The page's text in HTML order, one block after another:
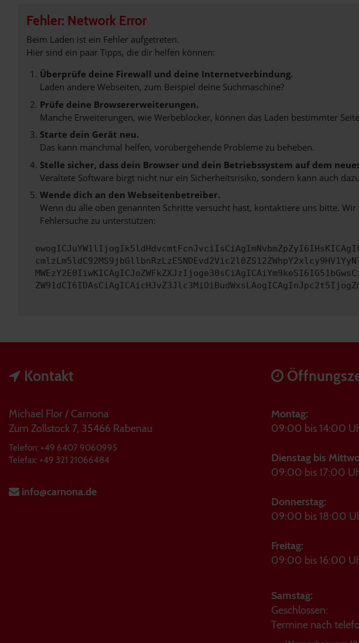
Fehler: Network Error
Beim Laden ist ein Fehler aufgetreten.
Hier sind ein paar Tipps, die dir helfen können:
Überprüfe deine Firewall und deine Internetverbindung.
Laden andere Webseiten, zum Beispiel deine Suchmaschine?
Prüfe deine Browsererweiterungen.
Manche Erweiterungen, wie Werbeblocker, können das Laden bestimmter
Starte dein Gerät neu.
Das kann manchmal helfen, vorübergehende Probleme zu beheben.
Stelle sicher, dass dein Browser und dein Betriebssystem auf dem
Veraltete Software birgt nicht nur ein Sicherheitsrisiko, sondern kann auch
Wende dich an den Webseitenbetreiber.
Wenn du alle oben genannten Schritte versucht hast, kontaktiere uns bitte.
Fehlersuche zu unterstützen:
Kontakt
Michael Flor / Carnona
Zum Zollstock 7, 35466 Rabenau
Telefon: +49 6407 9060995
Telefax: +49 321 21066484
info@carnona.de
Montag:
09:00 bis 14:00
Dienstag bis
09:00 bis 17:00
Donnerstag:
09:00 bis 18:00
Freitag:
09:00 bis 16:00
Samstag:
Geschlossen:
Termine nach